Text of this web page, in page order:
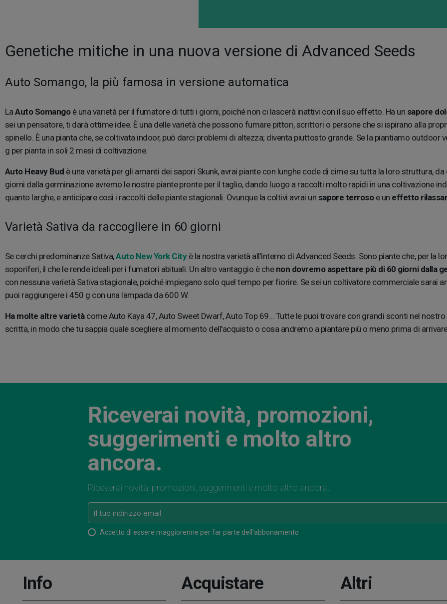
Genetiche mitiche in una nuova versione di Advanced Seeds
Auto Somango, la più famosa in versione automatica
LaAuto Somangoè una varietà per il fumatore di tutti i giorni, poiché non ci lascerà inattivi con il suo effetto. Ha un sapore
sei un pensatore, ti darà ottime idee. È una delle varietà che possono fumare pittori, scrittori o persone che si ispirano alla
spinello. È una pianta che, se coltivata indoor, può darci problemi di altezza; diventa piuttosto grande. Se la piantiamo
g per pianta in soli 2 mesi di coltivazione.
Auto Heavy Bud è una varietà per gli amanti dei sapori Skunk, avrai piante con lunghe code di cime su tutta la loro struttura,
giorni dalla germinazione avremo le nostre piante pronte per il taglio, dando luogo a raccolti molto rapidi in una coltivazione
quanto larghe, e anticipare così i raccolti delle piante stagionali. Ovunque la coltivi avrai un sapore terrosoe un effetto
Varietà Sativa da raccogliere in 60 giorni
Se cerchi predominanze Sativa,Auto New York Cityè la nostra varietà all'interno di Advanced Seeds. Sono piante che, per la
soporiferi, il che le rende ideali per i fumatori abituali. Un altro vantaggio è che non dovremo aspettare più di 60 giorni dalla
con nessuna varietà Sativa stagionale, poiché impiegano solo quel tempo per fiorire. Se sei un coltivatore commerciale sarai
puoi raggiungere i 450 g con una lampada da 600 W.
Ha molte altre varietàcome Auto Kaya 47, Auto Sweet Dwarf, Auto Top 69... Tutte le puoi trovare con grandi sconti nel
scritta, in modo che tu sappia quale scegliere al momento dell'acquisto o cosa andremo a piantare più o meno prima di
Riceverai novità, promozioni,
suggerimenti e molto altro
ancora.
Riceverai novità, promozioni, suggerimenti e molto altro ancora.
Accetto di essere maggiorenne per far parte dell'abbonamento
Info Acquistare Altri